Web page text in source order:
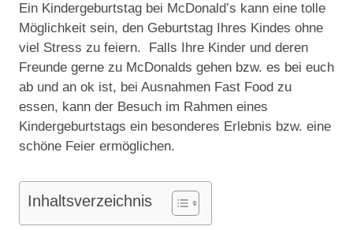
Ein Kindergeburtstag bei McDonald’s kann eine tolle
Möglichkeit sein, den Geburtstag Ihres Kindes ohne
viel Stress zu feiern. Falls Ihre Kinder und deren
Freunde gerne zu McDonalds gehen bzw. es bei euch
ab und an ok ist, bei Ausnahmen Fast Food zu
essen, kann der Besuch im Rahmen eines
Kindergeburtstags ein besonderes Erlebnis bzw. eine
schöne Feier ermöglichen.
Inhaltsverzeichnis